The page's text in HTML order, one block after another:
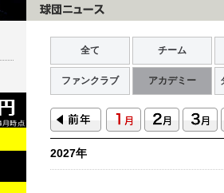
全て チーム
ファンクラブ アカデミー
2027年